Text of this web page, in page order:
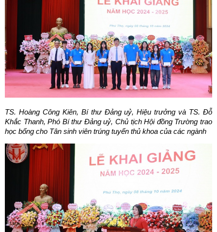
TS. Hoàng Công Kiên, Bí thư Đảng uỷ, Hiệu trưởng và TS. Đỗ
Khắc Thanh, Phó Bí thư Đảng uỷ, Chủ tịch Hội đồng Trường trao
học bổng cho Tân sinh viên trúng tuyển thủ khoa của các ngành